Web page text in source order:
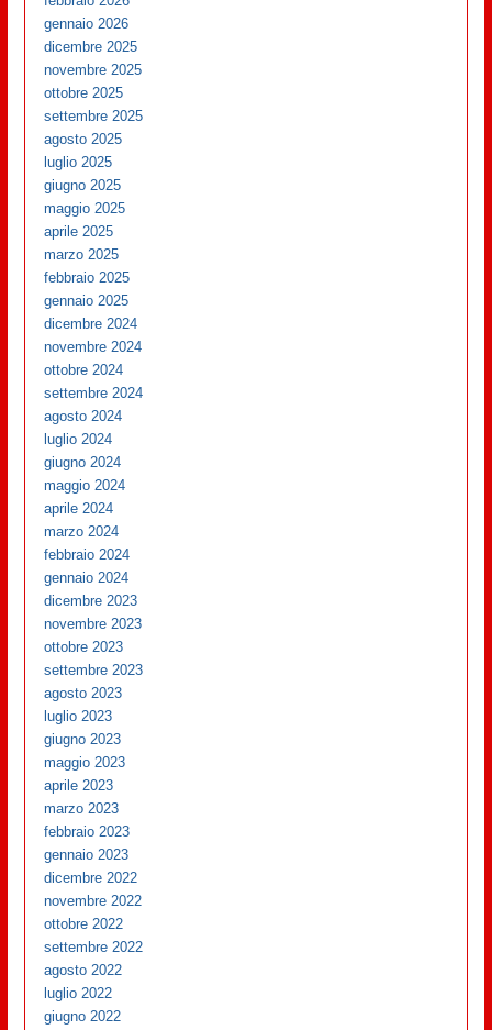
gennaio 2026
dicembre 2025
novembre 2025
ottobre 2025
settembre 2025
agosto 2025
luglio 2025
giugno 2025
maggio 2025
aprile 2025
marzo 2025
febbraio 2025
gennaio 2025
dicembre 2024
novembre 2024
ottobre 2024
settembre 2024
agosto 2024
luglio 2024
giugno 2024
maggio 2024
aprile 2024
marzo 2024
febbraio 2024
gennaio 2024
dicembre 2023
novembre 2023
ottobre 2023
settembre 2023
agosto 2023
luglio 2023
giugno 2023
maggio 2023
aprile 2023
marzo 2023
febbraio 2023
gennaio 2023
dicembre 2022
novembre 2022
ottobre 2022
settembre 2022
agosto 2022
luglio 2022
giugno 2022